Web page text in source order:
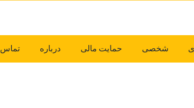
شخصی حمایت مالی درباره تماس